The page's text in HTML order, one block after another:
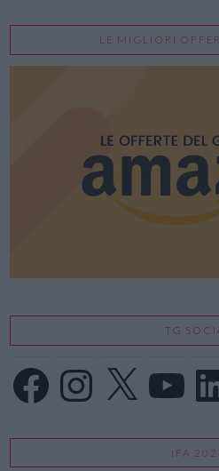
LE MIGLIORI
TG
FacebookInstagram
X
IFA